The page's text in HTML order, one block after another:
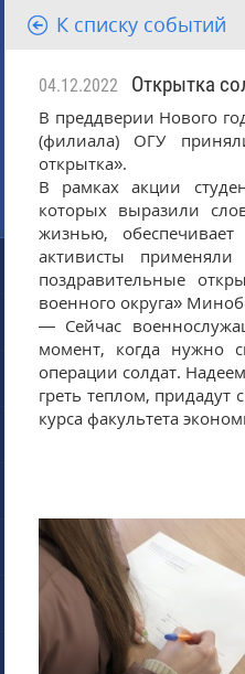
К списку событий
04.12.2022 Открытка
В преддверии Нового
(филиала) ОГУ
открытка».
В рамках акции
которых выразили
жизнью,
активисты
поздравительные
военного округа»
— Сейчас
момент, когда нужно
операции солдат.
греть теплом, придадут
курса факультета